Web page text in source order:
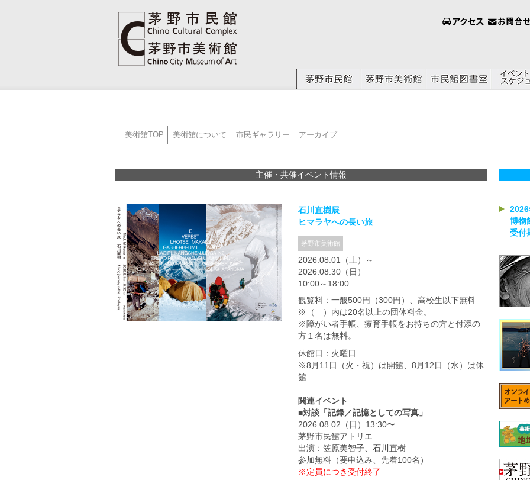
美術館TOP 美術館について 市民ギャラリー アーカイブ
主催・共催イベント情報
石川直樹展
ヒマラヤへの長い旅
茅野市美術館
2026.08.01（土）～
2026.08.30（日）
10:00～18:00
観覧料：一般500円（300円）、高校生以下無料
※（ ）内は20名以上の団体料金。
※障がい者手帳、療育手帳をお持ちの方と付添の
方１名は無料。
休館日：火曜日
※8月11日（火・祝）は開館、8月12日（水）は休
館
関連イベント
■対談「記録／記憶としての写真」
2026.08.02（日）13:30〜
茅野市民館アトリエ
出演：笠原美智子、石川直樹
参加無料（要申込み、先着100名）
※定員につき受付終了
博物
受付